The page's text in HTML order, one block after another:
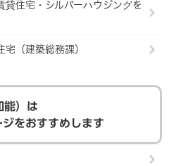
住宅・シルバーハウジングを
（建築総務課）
能）は
ジをおすすめします